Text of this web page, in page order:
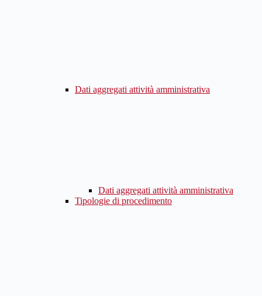
Dati aggregati attività amministrativa
Dati aggregati attività amministrativa
Tipologie di procedimento